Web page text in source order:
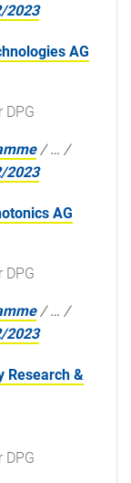
2023
AG
/… /
2023
AG
/… /
2023
Research &